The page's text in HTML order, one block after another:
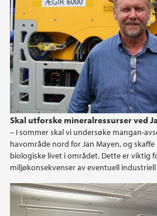
Skal utforske mineralressurser ved
– I sommer skal vi undersøke mangan-
havområde nord for Jan Mayen, og
biologiske livet i området. Dette er viktig
miljøkonsekvenser av eventuell
2024
2023
2022
2021
2020
2019
2018